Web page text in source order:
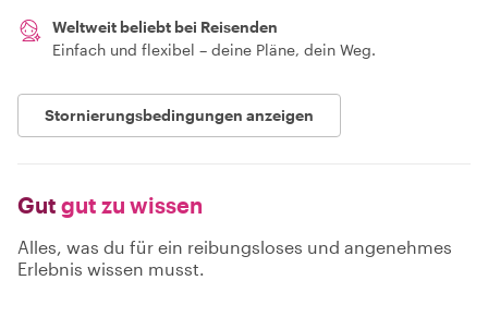
Weltweit beliebt bei Reisenden
Einfach und flexibel – deine Pläne, dein Weg.
Stornierungsbedingungen anzeigen
Gut gut zu wissen
Alles, was du für ein reibungsloses und angenehmes
Erlebnis wissen musst.